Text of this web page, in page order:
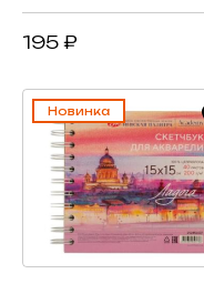
195 ₽
Новинка